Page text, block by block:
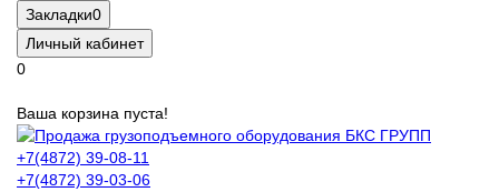
Закладки0
Личный кабинет
0
Ваша корзина пуста!
+7(4872) 39-08-11
+7(4872) 39-03-06